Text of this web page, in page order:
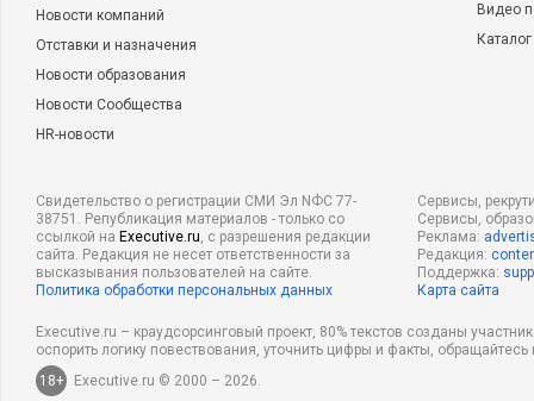
Новости компаний
Отставки и назначения
Новости образования
Новости Сообщества
HR-новости
Видео
Свидетельство о регистрации СМИ Эл NФС 77-
38751. Републикация материалов - только со
ссылкой на Executive.ru, с разрешения редакции
сайта. Редакция не несет ответственности за
высказывания пользователей на сайте.
Политика обработки персональных данных
Сервисы,
Сервисы,
Реклама:
Редакция:
Поддержка:
Карта сайта
Executive.ru – краудсорсинговый проект, 80% текстов созданы
оспорить логику повествования, уточнить цифры и факты,
18+
Executive.ru © 2000 – 2026.